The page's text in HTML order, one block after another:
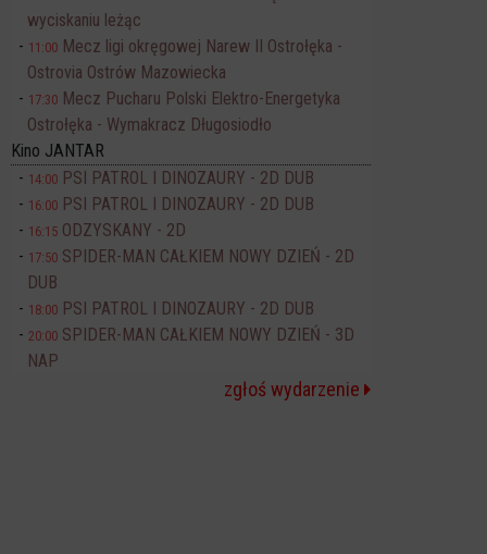
wyciskaniu leżąc
11:00 Mecz ligi okręgowej Narew II Ostrołęka -
Ostrovia Ostrów Mazowiecka
17:30 Mecz Pucharu Polski Elektro-Energetyka
Ostrołęka - Wymakracz Długosiodło
Kino JANTAR
14:00 PSI PATROL I DINOZAURY - 2D DUB
16:00 PSI PATROL I DINOZAURY - 2D DUB
16:15 ODZYSKANY - 2D
17:50 SPIDER-MAN CAŁKIEM NOWY DZIEŃ - 2D
DUB
18:00 PSI PATROL I DINOZAURY - 2D DUB
20:00 SPIDER-MAN CAŁKIEM NOWY DZIEŃ - 3D
NAP
zgłoś wydarzenie